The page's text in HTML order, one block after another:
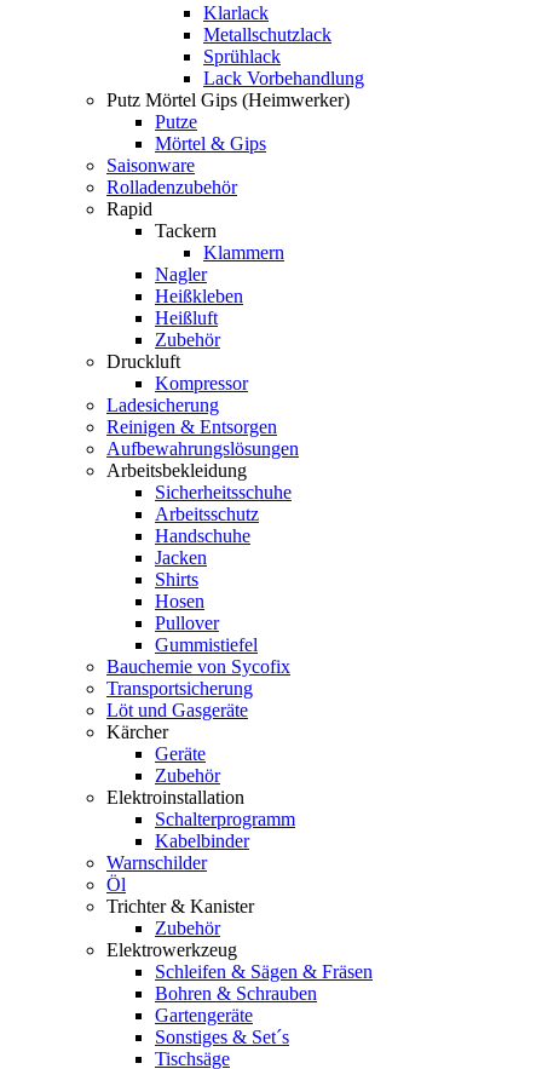
Klarlack
Metallschutzlack
Sprühlack
Lack Vorbehandlung
Putz Mörtel Gips (Heimwerker)
Putze
Mörtel & Gips
Saisonware
Rolladenzubehör
Rapid
Tackern
Klammern
Nagler
Heißkleben
Heißluft
Zubehör
Druckluft
Kompressor
Ladesicherung
Reinigen & Entsorgen
Aufbewahrungslösungen
Arbeitsbekleidung
Sicherheitsschuhe
Arbeitsschutz
Handschuhe
Jacken
Shirts
Hosen
Pullover
Gummistiefel
Bauchemie von Sycofix
Transportsicherung
Löt und Gasgeräte
Kärcher
Geräte
Zubehör
Elektroinstallation
Schalterprogramm
Kabelbinder
Warnschilder
Öl
Trichter & Kanister
Zubehör
Elektrowerkzeug
Schleifen & Sägen & Fräsen
Bohren & Schrauben
Gartengeräte
Sonstiges & Set´s
Tischsäge